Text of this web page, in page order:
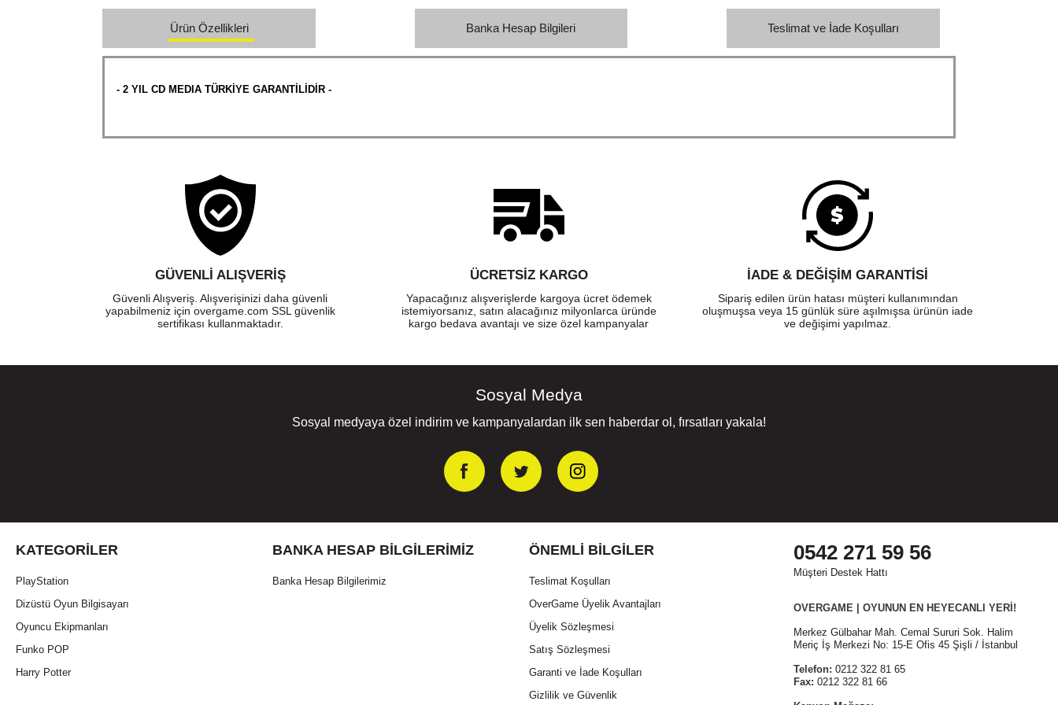
Ürün Özellikleri Banka Hesap Bilgileri Teslimat ve İade Koşulları
- 2 YIL CD MEDIA TÜRKİYE GARANTİLİDİR -
GÜVENLI ALIŞVERIŞ
Güvenli Alışveriş. Alışverişinizi daha güvenli
yapabilmeniz için overgame.com SSL güvenlik
sertifikası kullanmaktadır.
ÜCRETSIZ KARGO
Yapacağınız alışverişlerde kargoya ücret ödemek
istemiyorsanız, satın alacağınız milyonlarca üründe
kargo bedava avantajı ve size özel kampanyalar
İADE & DEĞİŞİM GARANTİSİ
Sipariş edilen ürün hatası müşteri kullanımından
oluşmuşsa veya 15 günlük süre aşılmışsa ürünün iade
ve değişimi yapılmaz.
Sosyal Medya
Sosyal medyaya özel indirim ve kampanyalardan ilk sen haberdar ol, fırsatları yakala!
KATEGORILER
PlayStation
Dizüstü Oyun Bilgisayarı
Oyuncu Ekipmanları
Funko POP
Harry Potter
BANKA HESAP BILGILERIMIZ
Banka Hesap Bilgilerimiz
ÖNEMLI BILGILER
Teslimat Koşulları
OverGame Üyelik Avantajları
Üyelik Sözleşmesi
Satış Sözleşmesi
Garanti ve İade Koşulları
Gizlilik ve Güvenlik
0542 271 59 56
Müşteri Destek Hattı
OVERGAME | OYUNUN EN HEYECANLI YERİ!
Merkez Gülbahar Mah. Cemal Sururi Sok. Halim
Meriç İş Merkezi No: 15-E Ofis 45 Şişli / İstanbul
Telefon: 0212 322 81 65
Fax: 0212 322 81 66